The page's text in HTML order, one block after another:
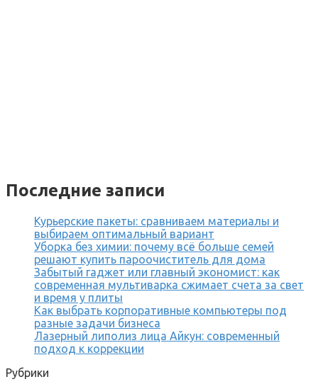
Последние записи
Курьерские пакеты: сравниваем материалы и
выбираем оптимальный вариант
Уборка без химии: почему всё больше семей
решают купить пароочиститель для дома
Забытый гаджет или главный экономист: как
современная мультиварка сжимает счета за свет
и время у плиты
Как выбрать корпоративные компьютеры под
разные задачи бизнеса
Лазерный липолиз лица Айкун: современный
подход к коррекции
Рубрики